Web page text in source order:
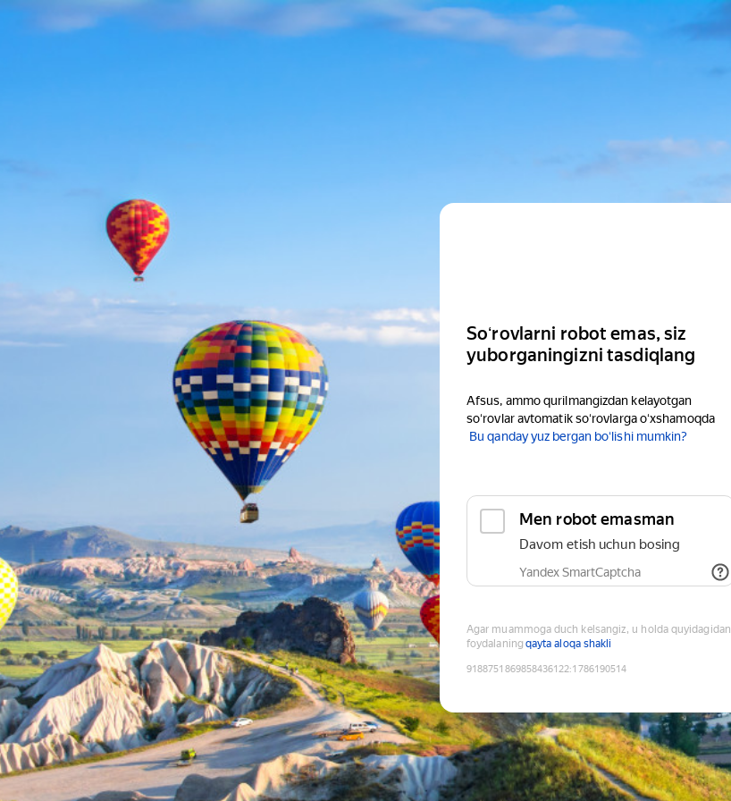
Soʻrovlarni robot emas, siz
yuborganingizni tasdiqlang
Afsus, ammo qurilmangizdan kelayotgan
soʻrovlar avtomatik soʻrovlarga oʻxshamoqda
Bu qanday yuz bergan boʻlishi mumkin?
Men robot emasman
Davom etish uchun bosing
Yandex SmartCaptcha
Agar muammoga duch kelsangiz, u holda quyidagidan
foydalaning qayta aloqa shakli
9188751869858436122:1786190514